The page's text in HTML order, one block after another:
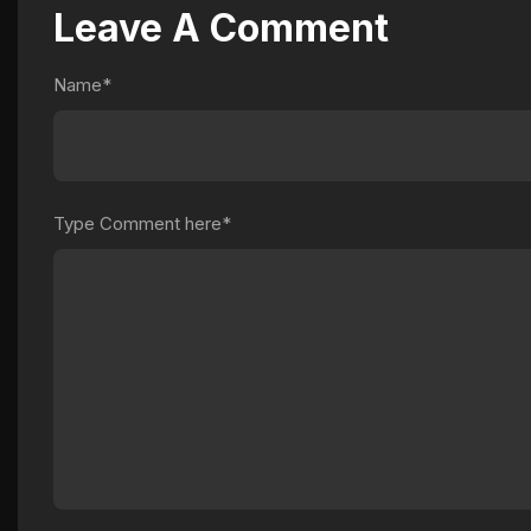
Leave A Comment
Name*
Type Comment here*